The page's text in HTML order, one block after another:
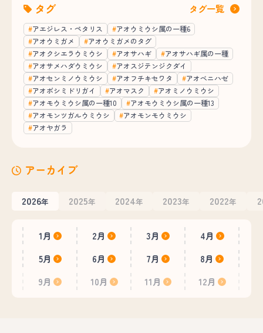
タグ タグ一覧
アエジレス・ペタリス
アオウミウシ属の一種6
アオウミガメ
アオウミガメのタグ
アオクシエラウミウシ
アオサハギ
アオサハギ属の一種
アオサメハダウミウシ
アオスジテンジクダイ
アオセンミノウミウシ
アオフチキセワタ
アオベニハゼ
アオボシミドリガイ
アオマスク
アオミノウミウシ
アオモウミウシ属の一種10
アオモウミウシ属の一種13
アオモンツガルウミウシ
アオモンモウミウシ
アオヤガラ
アーカイブ
2026年 2025年 2024年 2023年 2022年
1月 2月 3月
4月
5月
6月 7月
8月
9月
10月 11月 12月